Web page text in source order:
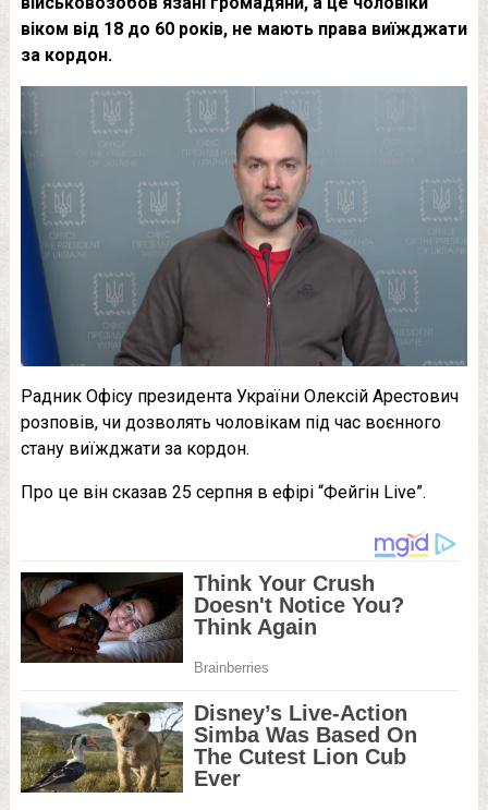
віком від 18 до 60 років, не мають права виїжджати
за кордон.
Радник Офісу президента України Олексій Арестович
розповів, чи дозволять чоловікам під час воєнного
стану виїжджати за кордон.
Про це він сказав 25 серпня в ефірі “Фейгін Live”.